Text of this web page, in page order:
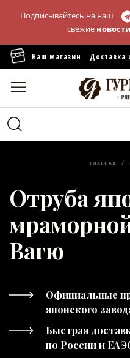
Подписывайтесь на наш
свежие
Наш магазин Доставка
ГЛАВНАЯ
Отруба
Вагю
Официальные
японского
Быстрая
по России и